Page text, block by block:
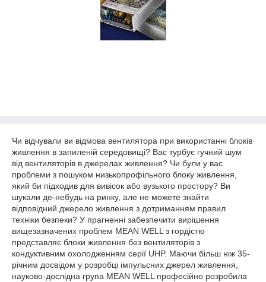
Чи відчували ви відмова вентилятора при використанні блоків
живлення в запиленій середовищі? Вас турбує гучний шум
від вентиляторів в джерелах живлення? Чи були у вас
проблеми з пошуком низькопрофільного блоку живлення,
який би підходив для вивісок або вузького простору? Ви
шукали де-небудь на ринку, але не можете знайти
відповідний джерело живлення з дотриманням правил
техніки безпеки? У прагненні забезпечити вирішення
вищезазначених проблем MEAN WELL з гордістю
представляє блоки живлення без вентиляторів з
кондуктивним охолодженням серії UHP. Маючи більш ніж 35-
річним досвідом у розробці імпульсних джерел живлення,
науково-дослідна група MEAN WELL професійно розробила